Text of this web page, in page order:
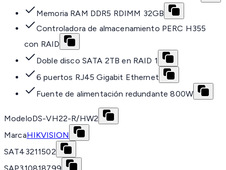
Memoria RAM DDR5 RDIMM 32GB
Controladora de almacenamiento PERC H355
con RAID
Doble disco SATA 2TB en RAID 1
6 puertos RJ45 Gigabit Ethernet
Fuente de alimentación redundante 800W
ModeloDS-VH22-R/HW2
MarcaHIKVISION
SAT43211502